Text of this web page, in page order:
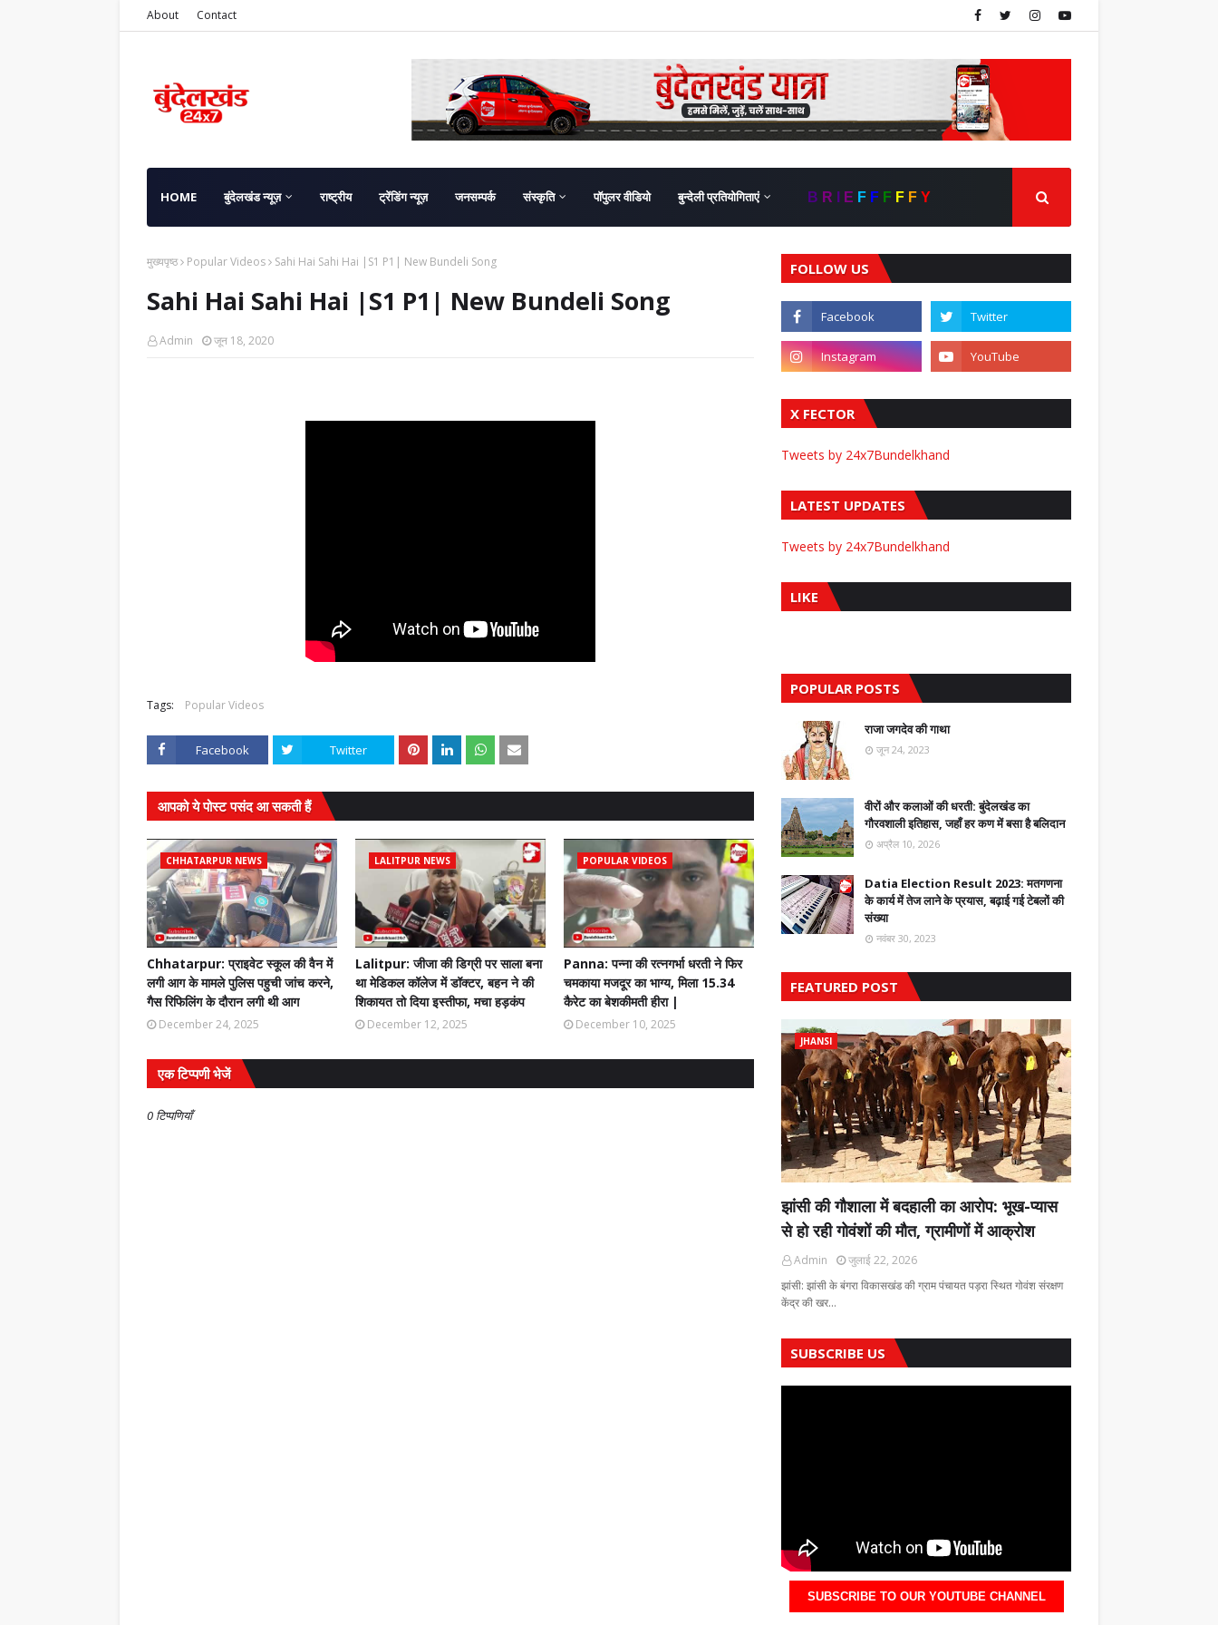
About Contact
HOME बुंदेलखंड न्यूज़ राष्ट्रीय ट्रेंडिंग न्यूज़ जनसम्पर्क संस्कृति पॉपुलर वीडियो बुन्देली प्रतियोगिताएं B R E F F F F F Y
मुख्यपृष्ठ Popular Videos Sahi Hai Sahi Hai |S1 P1| New Bundeli Song
Sahi Hai Sahi Hai |S1 P1| New Bundeli Song
Admin जून 18, 2020
Tags: Popular Videos
Facebook Twitter
आपको ये पोस्ट पसंद आ सकती हैं
CHHATARPUR NEWS
Chhatarpur: प्राइवेट स्कूल की वैन में
लगी आग के मामले पुलिस पहुची जांच करने,
गैस रिफिलिंग के दौरान लगी थी आग
December 24, 2025
LALITPUR NEWS
Lalitpur: जीजा की डिग्री पर साला बना
था मेडिकल कॉलेज में डॉक्टर, बहन ने की
शिकायत तो दिया इस्तीफा, मचा हड़कंप
December 12, 2025
POPULAR VIDEOS
Panna: पन्ना की रत्नगर्भा धरती ने फिर
चमकाया मजदूर का भाग्य, मिला 15.34
कैरेट का बेशकीमती हीरा |
December 10, 2025
एक टिप्पणी भेजें
0 टिप्पणियाँ
FOLLOW US
X FECTOR
Tweets by 24x7Bundelkhand
LATEST UPDATES
Tweets by 24x7Bundelkhand
LIKE
POPULAR POSTS
राजा जगदेव की गाथा
जून 24, 2023
वीरों और कलाओं की धरती: बुंदेलखंड का
गौरवशाली इतिहास, जहाँ हर कण में बसा है बलिदान
अप्रैल 10, 2026
Datia Election Result 2023: मतगणना
के कार्य में तेज लाने के प्रयास, बढ़ाई गई टेबलों की
संख्या
नवंबर 30, 2023
FEATURED POST
JHANSI
झांसी की गौशाला में बदहाली का आरोप: भूख-प्यास
से हो रही गोवंशों की मौत, ग्रामीणों में आक्रोश
Admin
जुलाई 22, 2026
झांसी: झांसी के बंगरा विकासखंड की ग्राम पंचायत पड़रा स्थित गोवंश संरक्षण
केंद्र की खर…
SUBSCRIBE US
SUBSCRIBE TO OUR YOUTUBE CHANNEL